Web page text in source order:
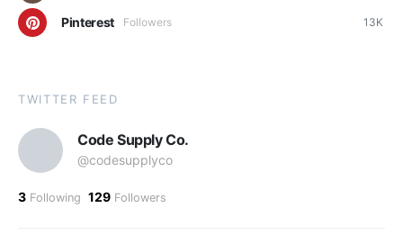
Pinterest 13K
Followers
TWITTER FEED
Code Supply Co.
@codesupplyco
3 Following 129 Followers